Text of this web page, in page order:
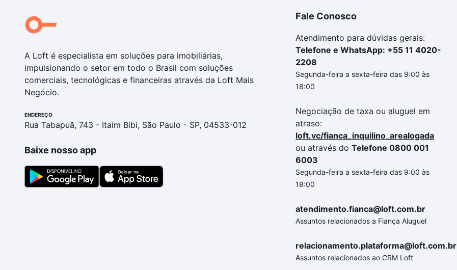
A Loft é especialista em soluções para imobiliárias,
impulsionando o setor em todo o Brasil com soluções
comerciais, tecnológicas e financeiras através da Loft Mais
Negócio.
ENDEREÇO
Rua Tabapuã, 743 - Itaim Bibi, São Paulo - SP, 04533-012
Baixe nosso app
Fale Conosco
Atendimento para dúvidas gerais:
Telefone e WhatsApp: +55 11 4020-
2208
Segunda-feira a sexta-feira das 9:00 às
18:00
Negociação de taxa ou aluguel em
atraso:
loft.vc/fianca_inquilino_arealogada
ou através do Telefone 0800 001
6003
Segunda-feira a sexta-feira das 9:00 às
18:00
atendimento.fianca@loft.com.br
Assuntos relacionados a Fiança Aluguel
relacionamento.plataforma@loft.com.br
Assuntos relacionados ao CRM Loft